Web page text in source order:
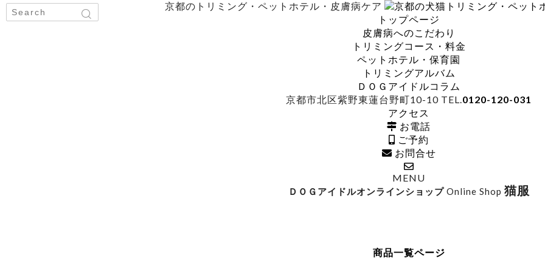
京都のトリミング・ペットホテル・皮膚病ケア
トップページ
皮膚病へのこだわり
トリミングコース・料金
ペットホテル・保育園
トリミングアルバム
ＤＯＧアイドルコラム
京都市北区紫野東蓮台野町10-10 TEL.0120-120-031
アクセス
お電話
ご予約
お問合せ
MENU
ＤＯＧアイドルオンラインショップ Online Shop 猫服
商品一覧ページ